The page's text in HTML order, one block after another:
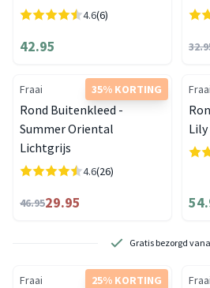
4.6(6)
42.95
35% KORTING
Fraai
Rond Buitenkleed -
Summer Oriental
Lichtgrijs
4.6(26)
46.9529.95
Fraai
2 showrooms om te
25% KORTING
Fraai Fraai